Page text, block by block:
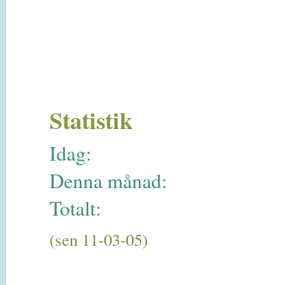
Statistik
Idag:
Denna månad:
Totalt:
(sen 11-03-05)